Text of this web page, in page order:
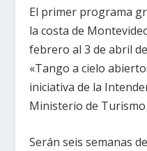
El primer programa
la costa de
febrero al 3 de abril
«Tango a cielo
iniciativa de la
Ministerio de
Serán seis semanas